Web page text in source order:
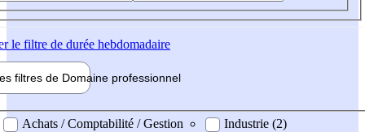
le filtre de durée hebdomadaire
filtres de Domaine professionnel
professionel
Achats / Comptabilité / Gestion
Industrie (2)